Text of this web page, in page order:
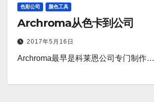
色彩公司 颜色工具
Archroma从色卡到公司
2017年5月16日
Archroma最早是科莱恩公司专门制作…